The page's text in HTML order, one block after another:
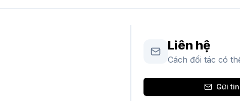
Liên hệ
Cách đối tác có
Gửi